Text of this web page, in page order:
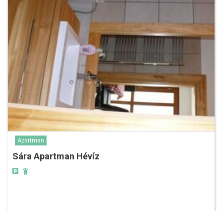
Apartman
Sára Apartman Hévíz